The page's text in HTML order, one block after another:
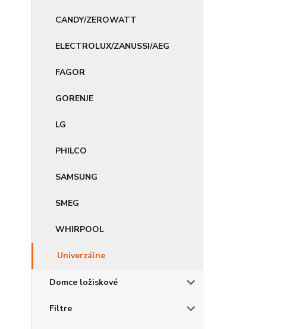
CANDY/ZEROWATT
ELECTROLUX/ZANUSSI/AEG
FAGOR
GORENJE
LG
PHILCO
SAMSUNG
SMEG
WHIRPOOL
Univerzálne
Domce ložiskové
Filtre